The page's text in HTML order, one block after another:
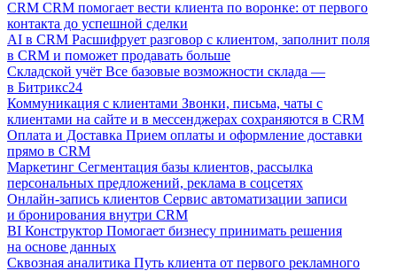
CRM CRM помогает вести клиента по воронке: от первого
контакта до успешной сделки
AI в CRM Расшифрует разговор с клиентом, заполнит поля
в CRM и поможет продавать больше
Складской учёт Все базовые возможности склада —
в Битрикс24
Коммуникация с клиентами Звонки, письма, чаты с
клиентами на сайте и в мессенджерах сохраняются в CRM
Оплата и Доставка Прием оплаты и оформление доставки
прямо в CRM
Маркетинг Сегментация базы клиентов, рассылка
персональных предложений, реклама в соцсетях
Онлайн-запись клиентов Сервис автоматизации записи
и бронирования внутри CRM
BI Конструктор Помогает бизнесу принимать решения
на основе данных
Сквозная аналитика Путь клиента от первого рекламного